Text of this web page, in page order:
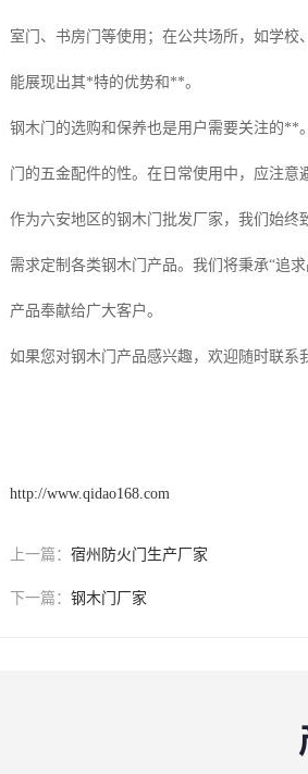
室门、书房门等使用；在公共场所，如学
能展现出其*特的优势和**。
钢木门的选购和保养也是用户需要关注的**
门的五金配件的性。在日常使用中，应注意
作为六安地区的钢木门批发厂家，我们始
需求定制各类钢木门产品。我们将秉承“追
产品奉献给广大客户。
如果您对钢木门产品感兴趣，欢迎随时联系
http://www.qidao168.com
上一篇： 宿州防火门生产厂家
下一篇： 钢木门厂家